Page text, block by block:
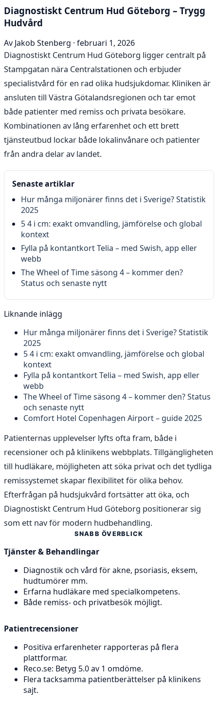
Diagnostiskt Centrum Hud Göteborg – Trygg
Hudvård
Av Jakob Stenberg · februari 1, 2026
Diagnostiskt Centrum Hud Göteborg ligger centralt på
Stampgatan nära Centralstationen och erbjuder
specialistvård för en rad olika hudsjukdomar. Kliniken är
ansluten till Västra Götalandsregionen och tar emot
både patienter med remiss och privata besökare.
Kombinationen av lång erfarenhet och ett brett
tjänsteutbud lockar både lokalinvånare och patienter
från andra delar av landet.
Senaste artiklar
Hur många miljonärer finns det i Sverige? Statistik
2025
5 4 i cm: exakt omvandling, jämförelse och global
kontext
Fylla på kontantkort Telia – med Swish, app eller
webb
The Wheel of Time säsong 4 – kommer den?
Status och senaste nytt
Liknande inlägg
Hur många miljonärer finns det i Sverige? Statistik
2025
5 4 i cm: exakt omvandling, jämförelse och global
kontext
Fylla på kontantkort Telia – med Swish, app eller
webb
The Wheel of Time säsong 4 – kommer den? Status
och senaste nytt
Comfort Hotel Copenhagen Airport – guide 2025
Patienternas upplevelser lyfts ofta fram, både i
recensioner och på klinikens webbplats. Tillgängligheten
till hudläkare, möjligheten att söka privat och det tydliga
remissystemet skapar flexibilitet för olika behov.
Efterfrågan på hudsjukvård fortsätter att öka, och
Diagnostiskt Centrum Hud Göteborg positionerar sig
som ett nav för modern hudbehandling.
SNABB ÖVERBLICK
Tjänster & Behandlingar
Diagnostik och vård för akne, psoriasis, eksem,
hudtumörer mm.
Erfarna hudläkare med specialkompetens.
Både remiss- och privatbesök möjligt.
Patientrecensioner
Positiva erfarenheter rapporteras på flera
plattformar.
Reco.se: Betyg 5.0 av 1 omdöme.
Flera tacksamma patientberättelser på klinikens
sajt.